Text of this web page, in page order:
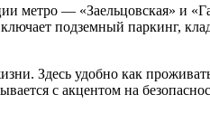
метро — «Заельцовская» и
подземный паркинг,
Здесь удобно как
с акцентом на